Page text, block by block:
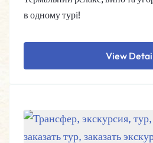
в одному турі!
View